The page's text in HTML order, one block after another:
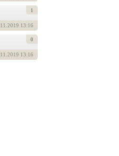
.11.2019 13:16
1
.11.2019 13:16
0